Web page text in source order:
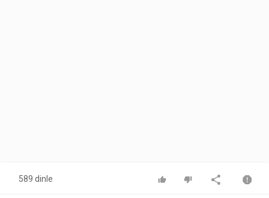
589 dinle